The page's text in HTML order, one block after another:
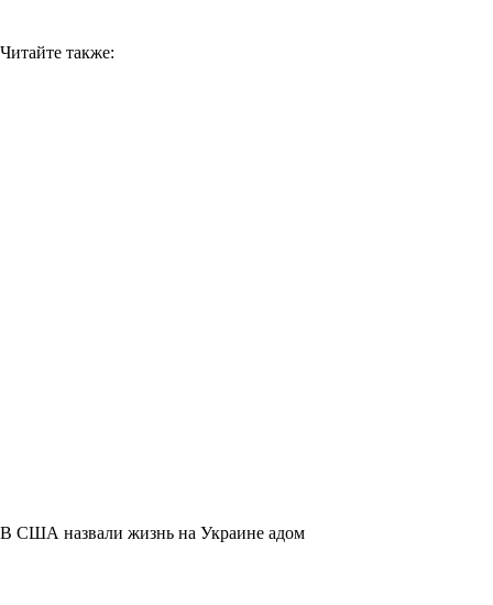
Читайте также:
В США назвали жизнь на Украине адом